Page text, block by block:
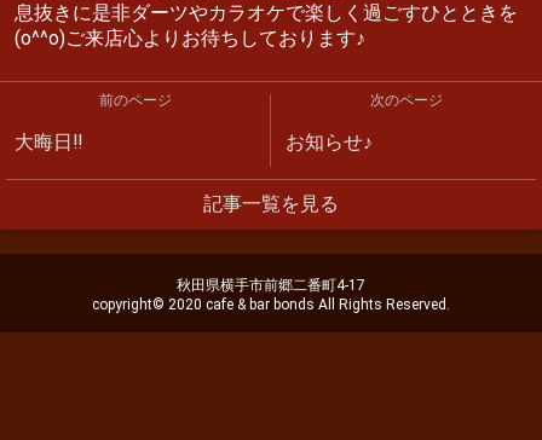
息抜きに是非ダーツやカラオケで楽しく過ごすひとときを
(o^^o)ご来店心よりお待ちしております♪
前のページ
大晦日‼︎
次のページ
お知らせ♪
記事一覧を見る
秋田県横手市前郷二番町4-17
copyright© 2020 cafe & bar bonds All Rights Reserved.